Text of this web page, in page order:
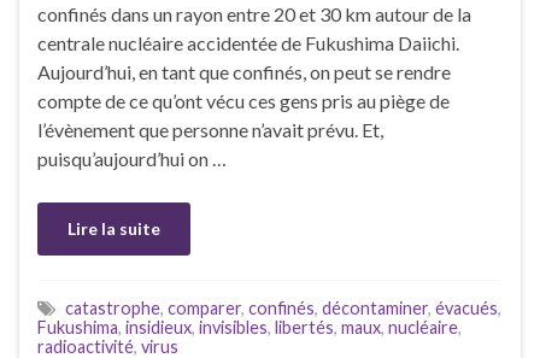
confinés dans un rayon entre 20 et 30 km autour de la
centrale nucléaire accidentée de Fukushima Daiichi.
Aujourd’hui, en tant que confinés, on peut se rendre
compte de ce qu’ont vécu ces gens pris au piège de
l’évènement que personne n’avait prévu. Et,
puisqu’aujourd’hui on …
Lire la suite
catastrophe, comparer, confinés, décontaminer, évacués,
Fukushima, insidieux, invisibles, libertés, maux, nucléaire,
radioactivité, virus